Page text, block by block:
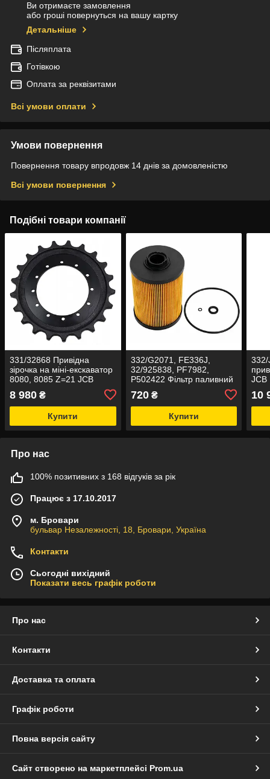
Ви отримаєте замовлення
або гроші повернуться на вашу картку
Детальніше
Післяплата
Готівкою
Оплата за реквізитами
Всі умови оплати
Умови повернення
Повернення товару впродовж 14 днів за домовленістю
Всі умови повернення
Подібні товари компанії
331/32868 Привідна
зірочка на міні-екскаватор
8080, 8085 Z=21 JCB
8 980 ₴
Купити
332/G2071, FE336J,
32/925838, PF7982,
P502422 Фільтр паливний
720₴
Купити
332/
JCB
10
Про нас
100% позитивних з 168 відгуків за рік
Працює з 17.10.2017
м. Бровари
бульвар Незалежності, 18, Бровари, Україна
Контакти
Сьогодні вихідний
Показати весь графік роботи
Про нас
Контакти
Доставка та оплата
Графік роботи
Повна версія сайту
Сайт створено на маркетплейсі Prom.ua